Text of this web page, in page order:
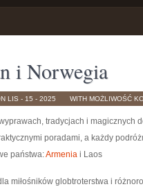
i Norwegia
LIS - 15 - 2025 WITH MOŻLIWOŚĆ
tradycjach i magicznych
poradami, a każdy
państwa:Armenia i Laos
miłośników globtroterstwa i